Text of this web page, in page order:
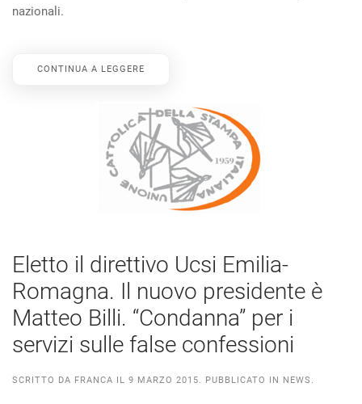
nazionali.
CONTINUA A LEGGERE
Eletto il direttivo Ucsi Emilia-
Romagna. Il nuovo presidente è
Matteo Billi. “Condanna” per i
servizi sulle false confessioni
SCRITTO DA FRANCA IL 9 MARZO 2015. PUBBLICATO IN NEWS .